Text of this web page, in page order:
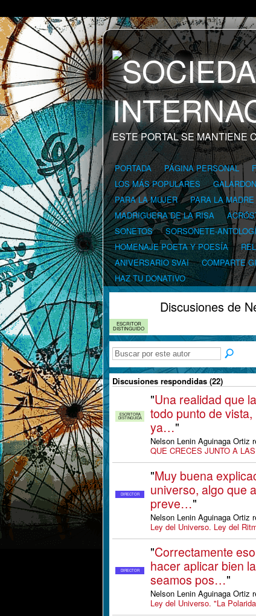
ESTE PORTAL SE MANTIENE
PORTADA PÁGINA PERSONAL
LOS MÁS POPULARES
PARA LA MUJER
PARA LA MADRE
MADRIGUERA DE LA RISA
SONETOS
SORSONETE-
HOMENAJE POETA Y POESÍA
ANIVERSARIO SVAI
COMPARTE
HAZ TU DONATIVO
ESCRITOR
DISTINGUIDO
Discusiones de
Discusiones respondidas (22)
ESCRITORA
DISTINGUIDA
"Una realidad que
todo punto de
ya…"
Nelson Lenin Aguinaga Ortiz
QUE CRECES JUNTO A
DIRECTOR
"Muy buena
universo, algo que
preve…"
Nelson Lenin Aguinaga Ortiz
Ley del Universo. Ley del
DIRECTOR
"Correctamente
hacer aplicar bien
seamos pos…"
Nelson Lenin Aguinaga Ortiz
Ley del Universo. "La